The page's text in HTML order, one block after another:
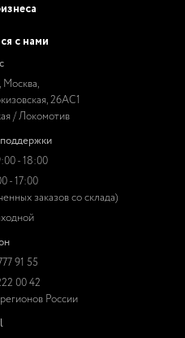
с нами
Москва,
26АС1
/ Локомотив
- 18:00
- 17:00
заказов со склада)
91 55
00 42
России